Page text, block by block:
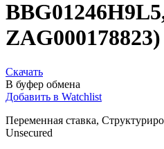
ZAG000178823)
Скачать
В буфер обмена
Добавить в Watchlist
Переменная ставка,
Unsecured